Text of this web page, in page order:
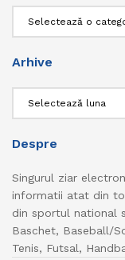
Arhive
Despre
Singurul ziar
informatii atat din
din sportul national
Baschet, Baseball/
Tenis, Futsal,